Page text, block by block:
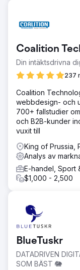
Coalition
Din intäktsdrivna
237
Coalition
webbdesign- och
700+ fallstudier
och B2B-kunder
vuxit till
King of Prussia,
Analys av
E-handel, Sport
$1,000 - 2,500
BlueTuskr
DATADRIVEN
SOM BÄST 🐘